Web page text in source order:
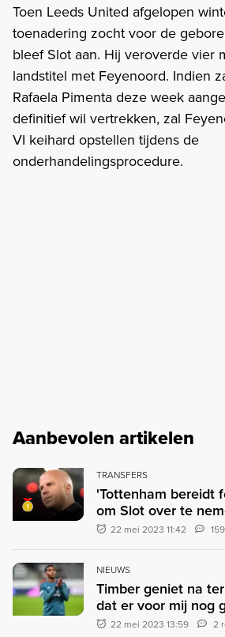
Toen Leeds United afgelopen
toenadering zocht voor de
bleef Slot aan. Hij veroverde vier
landstitel met Feyenoord. Indien
Rafaela Pimenta deze week
definitief wil vertrekken, zal
VI keihard opstellen tijdens de
onderhandelingsprocedure.
Aanbevolen artikelen
TRANSFERS
'Tottenham bereidt
om Slot over te
22 mei 2023 11:42
NIEUWS
Timber geniet na
dat er voor mij nog
22 mei 2023 13:59 2